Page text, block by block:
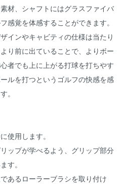
材、シャフトにはグラスファイバ
感覚を体感することができます。
インやキャビティの仕様は当たり
り前に出ていることで、よりボー
者でも上に上がる打球を打ちやす
ルを打つというゴルフの快感を感
。
使用します。
ップが学べるよう、グリップ部分
す。
あるローラーブラシを取り付け